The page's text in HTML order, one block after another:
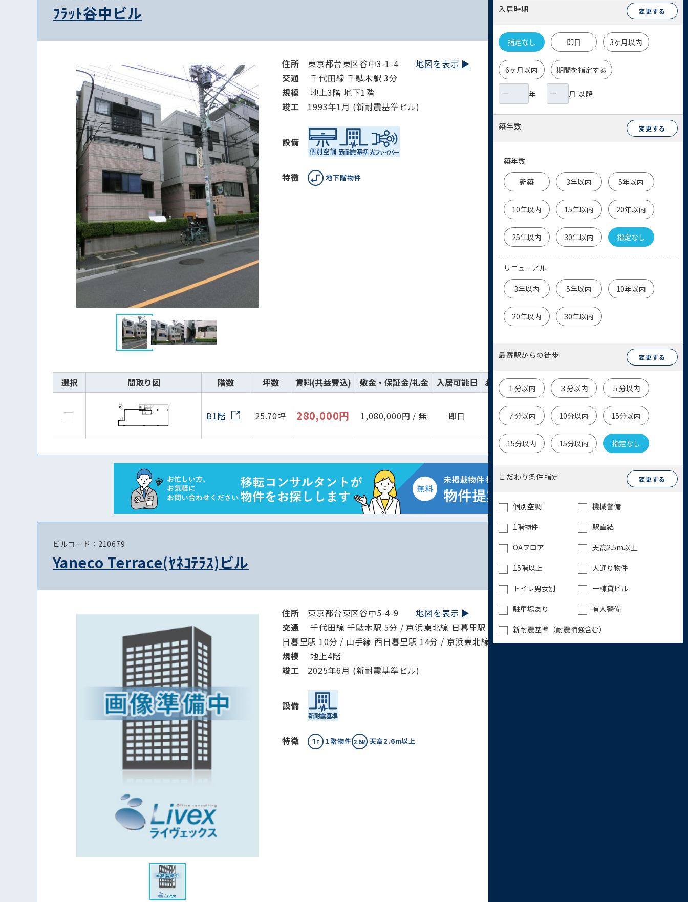
入居時期 変更する
指定なし 即日 3ヶ月以内
6ヶ月以内 期間を指定する
年 月 以降
築年数 変更する
築年数
新築 3年以内 5年以内
10年以内 15年以内 20年以内
25年以内 30年以内 指定なし
リニューアル
3年以内 5年以内 10年以内
20年以内 30年以内
最寄駅からの徒歩 変更する
１分以内 ３分以内 ５分以内
７分以内 10分以内 15分以内
15分以内 15分以内 指定なし
こだわり条件指定 変更する
個別空調
機械警備
1階物件
駅直結
OAフロア
天高2.5m以上
15階以上
大通り物件
トイレ男女別
一棟貸ビル
駐車場あり
有人警備
新耐震基準（耐震補強含む）
条件を絞り込む
ﾌﾗｯﾄ谷中ビル
住所 東京都台東区谷中3-1-4地図を表示 ▶︎
交通
千代田線 千駄木駅 3分
規模
地上3階 地下1階
竣⼯ 1993年1月 (新耐震基準ビル)
設備
特徴 地下階物件
選択 間取り図 階数 坪数 賃料(共益費込) 敷金・保証金/礼金 入居可能日 お気に入り 詳細 お問い合わせ
B1階 25.70坪 280,000円 1,080,000円 / 無 即日
詳細を
見る
物件
お問い合わせ
ビルコード：210679
Yaneco Terrace(ﾔﾈｺﾃﾗｽ)ビル
住所 東京都台東区谷中5-4-9地図を表示 ▶︎
交通
千代田線 千駄木駅 5分 / 京浜東北線 日暮里駅 10分 / 山手線 日暮里駅 10分 / 常磐線
日暮里駅 10分 / 山手線 西日暮里駅 14分 / 京浜東北線 西日暮里駅 14分
規模
地上4階
竣⼯ 2025年6月 (新耐震基準ビル)
設備
特徴 1階物件 天高2.6m以上